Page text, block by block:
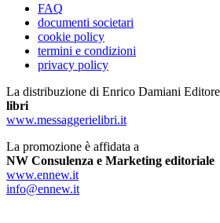
FAQ
documenti societari
cookie policy
termini e condizioni
privacy policy
La distribuzione di Enrico Damiani
libri
www.messaggerielibri.it
La promozione è affidata a
NW Consulenza e Marketing editoriale
www.ennew.it
info@ennew.it